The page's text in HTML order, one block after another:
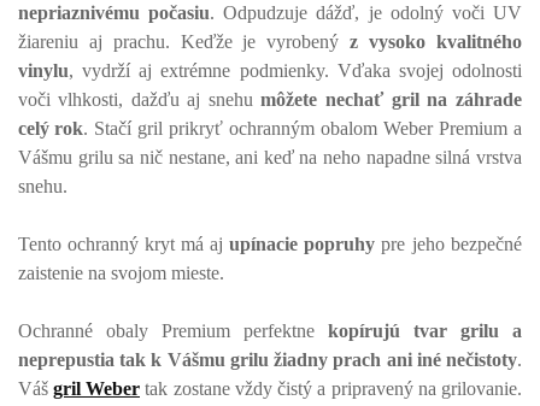
nepriaznivému počasiu. Odpudzuje dážď, je odolný voči UV
žiareniu aj prachu. Keďže je vyrobený z vysoko kvalitného
vinylu, vydrží aj extrémne podmienky. Vďaka svojej odolnosti
voči vlhkosti, dažďu aj snehu môžete nechať gril na záhrade
celý rok. Stačí gril prikryť ochranným obalom Weber Premium a
Vášmu grilu sa nič nestane, ani keď na neho napadne silná vrstva
snehu.
Tento ochranný kryt má aj upínacie popruhy pre jeho bezpečné
zaistenie na svojom mieste.
Ochranné obaly Premium perfektne kopírujú tvar grilu a
neprepustia tak k Vášmu grilu žiadny prach ani iné nečistoty.
Váš gril Weber tak zostane vždy čistý a pripravený na grilovanie.